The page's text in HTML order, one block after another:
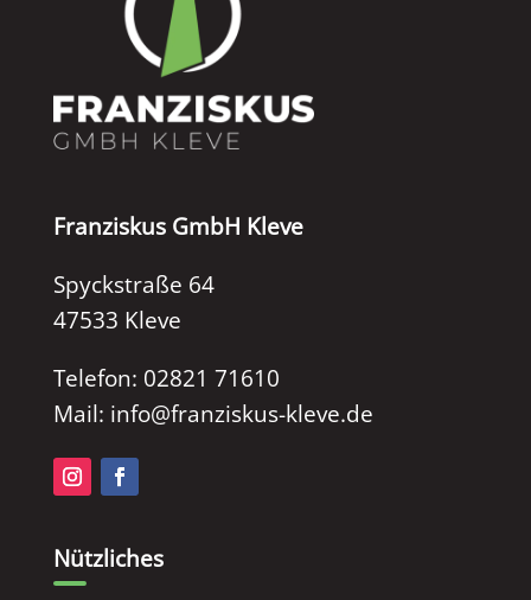
Franziskus GmbH Kleve
Spyckstraße 64
47533 Kleve
Telefon: 02821 71610
Mail: info@franziskus-kleve.de
Nützliches